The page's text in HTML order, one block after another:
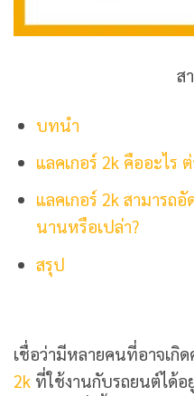
ส
บทนำ
แลคเกอร์ 2k คืออะไร
แลคเกอร์ 2k สามารถ
นานหรือเปล่า?
สรุป
เชื่อว่ามีหลายคนที่อาจเกิด
2k ที่ใช้งานกับรถยนต์ได้